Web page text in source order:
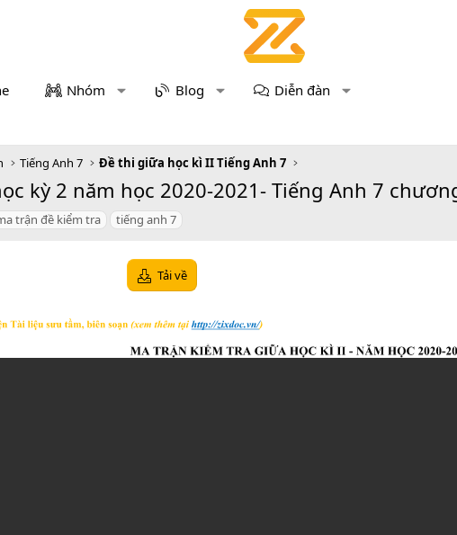
Nhóm Blog Diễn đàn
Tiếng Anh 7 Đề thi giữa học kì II Tiếng Anh 7
kỳ 2 năm học 2020-2021- Tiếng Anh 7
trận đề kiểm tra tiếng anh 7
Tải về